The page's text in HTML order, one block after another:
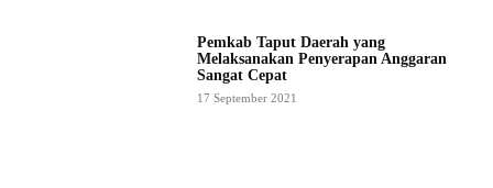
Pemkab Taput Daerah yang
Melaksanakan Penyerapan Anggaran
Sangat Cepat
17 September 2021